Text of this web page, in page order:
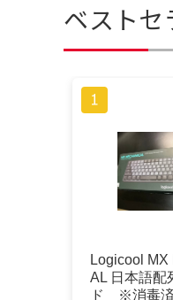
ベストセ
Logicool
AL 日本語配
ド ※消毒済